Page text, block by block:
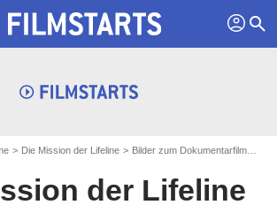
profil search
Die Mission der Lifeline Bilder zum Dokumentarfilme Die Mission der Lifeline
der Lifeline